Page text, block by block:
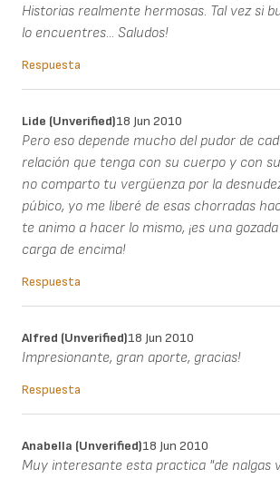
Historias realmente hermosas. Tal vez si
lo encuentres... Saludos!
Respuesta
Lide (unverified)18 Jun 2010
Pero eso depende mucho del pudor de
relación que tenga con su cuerpo y con su
no comparto tu vergüenza por la
púbico, yo me liberé de esas chorradas
te animo a hacer lo mismo, ¡es una
carga de encima!
Respuesta
Alfred (unverified)18 Jun 2010
Impresionante, gran aporte, gracias!
Respuesta
Anabella (unverified)18 Jun 2010
Muy interesante esta practica "de nalgas